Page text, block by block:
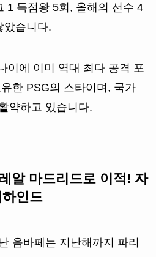
1 득점왕 5회, 올해의 선수 4
았습니다.
이에 이미 역대 최다 공격 포
한 PSG의 스타이며, 국가
약하고 있습니다.
알 마드리드로 이적! 자
인드
음바페는 지난해까지 파리